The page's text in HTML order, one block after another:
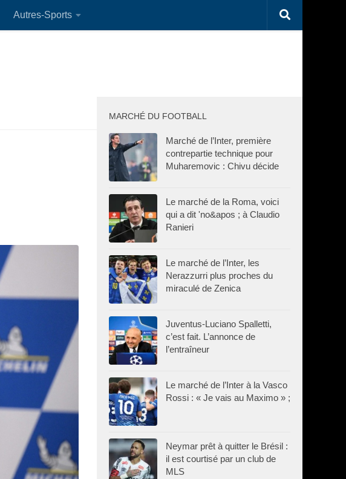
Autres-Sports
MARCHÉ DU FOOTBALL
Marché de l’Inter, première
contrepartie technique pour
Muharemovic : Chivu décide
Le marché de la Roma, voici
qui a dit 'no&apos ; à Claudio
Ranieri
Le marché de l’Inter, les
Nerazzurri plus proches du
miraculé de Zenica
Juventus-Luciano Spalletti,
c’est fait. L’annonce de
l’entraîneur
Le marché de l’Inter à la Vasco
Rossi : « Je vais au Maximo » ;
Neymar prêt à quitter le Brésil :
il est courtisé par un club de
MLS